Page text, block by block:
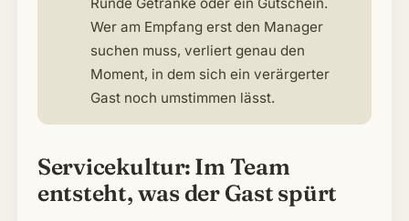
Wer am Empfang erst den Manager
suchen muss, verliert genau den
Moment, in dem sich ein verärgerter
Gast noch umstimmen lässt.
Servicekultur: Im Team
entsteht, was der Gast spürt